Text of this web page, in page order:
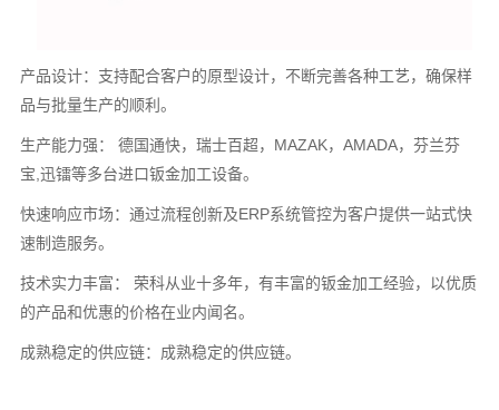
产品设计：支持配合客户的原型设计，不断完善各种工艺，确保样
品与批量生产的顺利。
生产能力强： 德国通快，瑞士百超，MAZAK，AMADA，芬兰芬
宝,迅镭等多台进口钣金加工设备。
快速响应市场：通过流程创新及ERP系统管控为客户提供一站式快
速制造服务。
技术实力丰富： 荣科从业十多年，有丰富的钣金加工经验，以优质
的产品和优惠的价格在业内闻名。
成熟稳定的供应链：成熟稳定的供应链。